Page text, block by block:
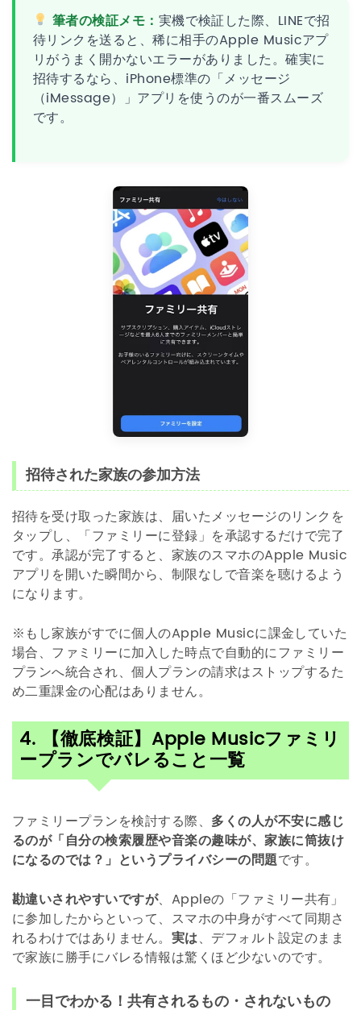
筆者の検証メモ： 実機で検証した際、LINEで招
待リンクを送ると、稀に相手のApple Musicアプ
リがうまく開かないエラーがありました。確実に
招待するなら、iPhone標準の「メッセージ
（iMessage）」アプリを使うのが一番スムーズ
です。
招待された家族の参加方法
招待を受け取った家族は、届いたメッセージのリンクを
タップし、「ファミリーに登録」を承認するだけで完了
です。承認が完了すると、家族のスマホのApple Music
アプリを開いた瞬間から、制限なしで音楽を聴けるよう
になります。
※もし家族がすでに個人のApple Musicに課金していた
場合、ファミリーに加入した時点で自動的にファミリー
プランへ統合され、個人プランの請求はストップするた
め二重課金の心配はありません。
4. 【徹底検証】Apple Musicファミリ
ープランでバレること一覧
ファミリープランを検討する際、 多くの人が不安に感じ
るのが「自分の検索履歴や音楽の趣味が、家族に筒抜け
になるのでは？」というプライバシーの問題です。
勘違いされやすいですが、Appleの「ファミリー共有」
に参加したからといって、スマホの中身がすべて同期さ
れるわけではありません。 実は、デフォルト設定のまま
で家族に勝手にバレる情報は驚くほど少ないのです。
一目でわかる！共有されるもの・されないもの